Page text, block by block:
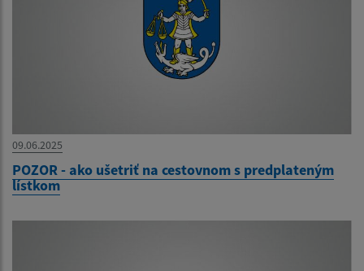
09.06.2025
POZOR - ako ušetriť na cestovnom s predplateným
lístkom